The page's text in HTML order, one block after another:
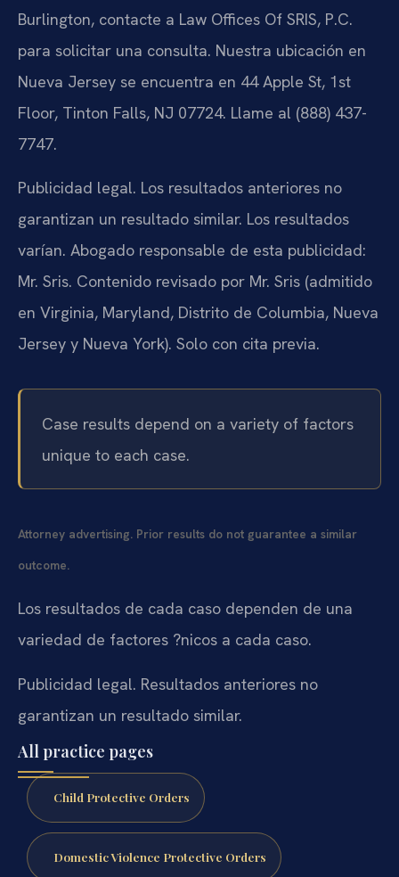
Burlington, contacte a Law Offices Of SRIS, P.C.
para solicitar una consulta. Nuestra ubicación en
Nueva Jersey se encuentra en 44 Apple St, 1st
Floor, Tinton Falls, NJ 07724. Llame al (888) 437-
7747.
Publicidad legal. Los resultados anteriores no
garantizan un resultado similar. Los resultados
varían. Abogado responsable de esta publicidad:
Mr. Sris. Contenido revisado por Mr. Sris (admitido
en Virginia, Maryland, Distrito de Columbia, Nueva
Jersey y Nueva York). Solo con cita previa.
Case results depend on a variety of factors
unique to each case.
Attorney advertising. Prior results do not guarantee a similar
outcome.
Los resultados de cada caso dependen de una
variedad de factores ?nicos a cada caso.
Publicidad legal. Resultados anteriores no
garantizan un resultado similar.
All practice pages
Child Protective Orders
Domestic Violence Protective Orders